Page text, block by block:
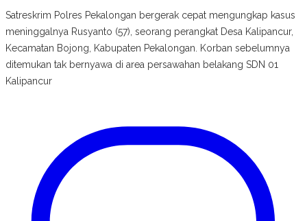
Satreskrim Polres Pekalongan bergerak cepat mengungkap kasus
meninggalnya Rusyanto (57), seorang perangkat Desa Kalipancur,
Kecamatan Bojong, Kabupaten Pekalongan. Korban sebelumnya
ditemukan tak bernyawa di area persawahan belakang SDN 01
Kalipancur